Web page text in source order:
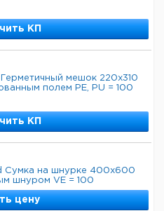
КП
мешок 220x310
полем PE, PU = 100
КП
Сумка на шнурке 400x600
шнуром VE = 100
цену